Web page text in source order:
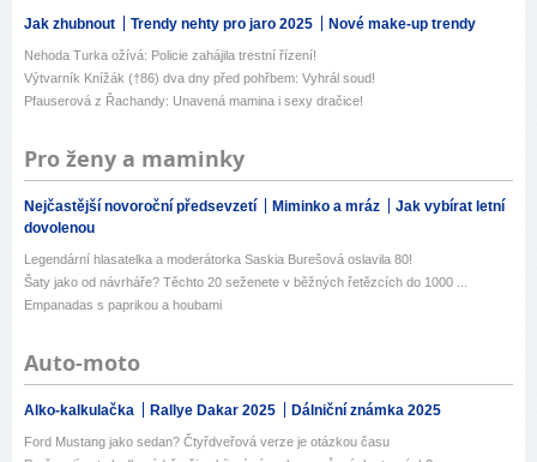
Jak zhubnout Trendy nehty pro jaro 2025 Nové make-up trendy
Nehoda Turka ožívá: Policie zahájila trestní řízení!
Výtvarník Knížák (†86) dva dny před pohřbem: Vyhrál soud!
Pfauserová z Řachandy: Unavená mamina i sexy dračice!
Pro ženy a maminky
Nejčastější novoroční předsevzetí Miminko a mráz
Jak vybírat letní
dovolenou
Legendární hlasatelka a moderátorka Saskia Burešová oslavila 80!
Šaty jako od návrháře? Těchto 20 seženete v běžných řetězcích do 1000 ...
Empanadas s paprikou a houbami
Auto-moto
Alko-kalkulačka Rallye Dakar 2025 Dálniční známka 2025
Ford Mustang jako sedan? Čtyřdveřová verze je otázkou času